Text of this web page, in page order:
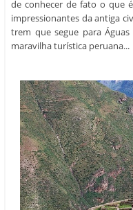
de conhecer de fato o que
impressionantes da antiga
trem que segue para
maravilha turística peruana...